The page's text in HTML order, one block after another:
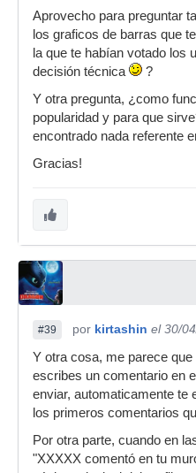
Aprovecho para preguntar
los graficos de barras que
la que te habían votado los
decisión técnica
?
Y otra pregunta, ¿como
popularidad y para que
encontrado nada referente
Gracias!
#39 por kirtashin el 30/
Y otra cosa, me parece
escribes un comentario en
enviar, automaticamente te
los primeros comentarios
Por otra parte, cuando en
"XXXXX comentó en tu